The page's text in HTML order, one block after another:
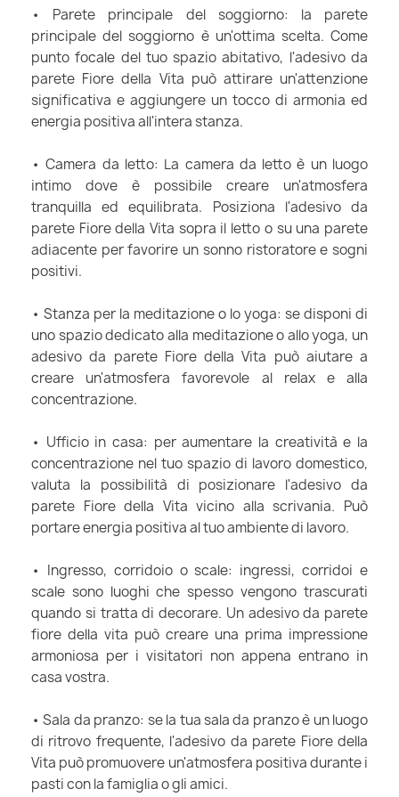
• Parete principale del soggiorno: la parete
principale del soggiorno è un'ottima scelta. Come
punto focale del tuo spazio abitativo, l'adesivo da
parete Fiore della Vita può attirare un'attenzione
significativa e aggiungere un tocco di armonia ed
energia positiva all'intera stanza.
• Camera da letto: La camera da letto è un luogo
intimo dove è possibile creare un'atmosfera
tranquilla ed equilibrata. Posiziona l'adesivo da
parete Fiore della Vita sopra il letto o su una parete
adiacente per favorire un sonno ristoratore e sogni
positivi.
• Stanza per la meditazione o lo yoga: se disponi di
uno spazio dedicato alla meditazione o allo yoga, un
adesivo da parete Fiore della Vita può aiutare a
creare un'atmosfera favorevole al relax e alla
concentrazione.
• Ufficio in casa: per aumentare la creatività e la
concentrazione nel tuo spazio di lavoro domestico,
valuta la possibilità di posizionare l'adesivo da
parete Fiore della Vita vicino alla scrivania. Può
portare energia positiva al tuo ambiente di lavoro.
• Ingresso, corridoio o scale: ingressi, corridoi e
scale sono luoghi che spesso vengono trascurati
quando si tratta di decorare. Un adesivo da parete
fiore della vita può creare una prima impressione
armoniosa per i visitatori non appena entrano in
casa vostra.
• Sala da pranzo: se la tua sala da pranzo è un luogo
di ritrovo frequente, l'adesivo da parete Fiore della
Vita può promuovere un'atmosfera positiva durante i
pasti con la famiglia o gli amici.